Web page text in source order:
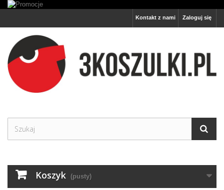
Zaloguj się
Kontakt z nami
Koszyk (pusty)